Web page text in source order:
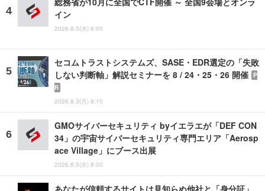
イン
2026.8.5(水) 8:00
セコムトラストシステムズ、SASE・EDR選定の「失敗
しない判断軸」解説セミナーを 8 / 24・25・26 開催 P
R
2026.8.3(月) 8:10
GMOサイバーセキュリティ byイエラエが「DEF CON
34」の宇宙サイバーセキュリティ専門エリア「Aerosp
ace Village」にブース出展
2026.8.5(水) 8:00
あなたが信頼するサイトは見知らぬ他社と「身分証」